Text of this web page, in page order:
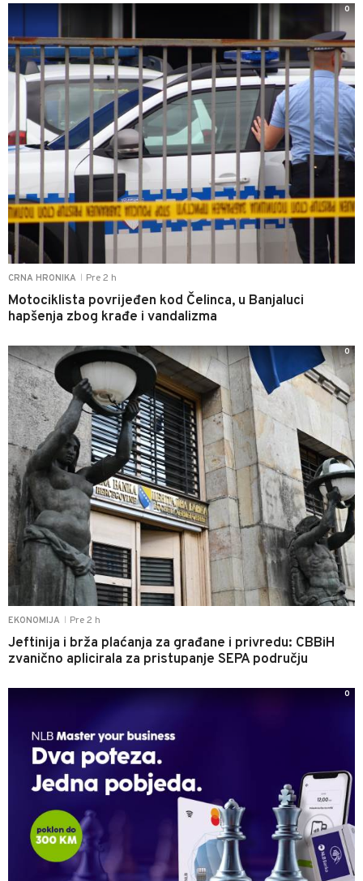
CRNA HRONIKA Pre 2 h
Motociklista povrijeđen kod Čelinca, u Banjaluci
hapšenja zbog krađe i vandalizma
0
EKONOMIJA Pre 2 h
Jeftinija i brža plaćanja za građane i privredu: CBBiH
zvanično aplicirala za pristupanje SEPA području
0
0